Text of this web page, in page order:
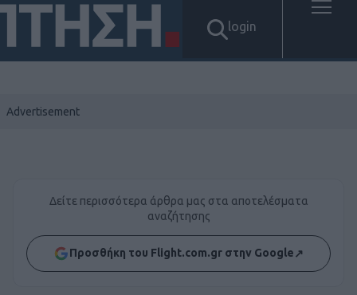
login
Δείτε περισσότερα άρθρα μας στα αποτελέσματα
αναζήτησης
Προσθήκη του Flight.com.gr στην Google↗